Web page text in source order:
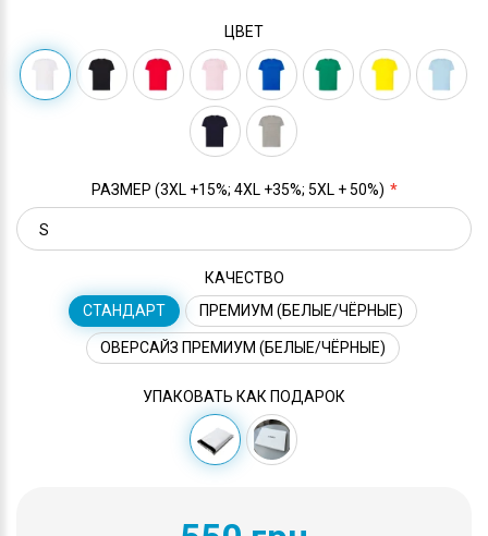
ЦВЕТ
РАЗМЕР (3XL +15%; 4XL +35%; 5XL + 50%)
КАЧЕСТВО
СТАНДАРТ
ПРЕМИУМ (БЕЛЫЕ/ЧЁРНЫЕ)
ОВЕРСАЙЗ ПРЕМИУМ (БЕЛЫЕ/ЧЁРНЫЕ)
УПАКОВАТЬ КАК ПОДАРОК